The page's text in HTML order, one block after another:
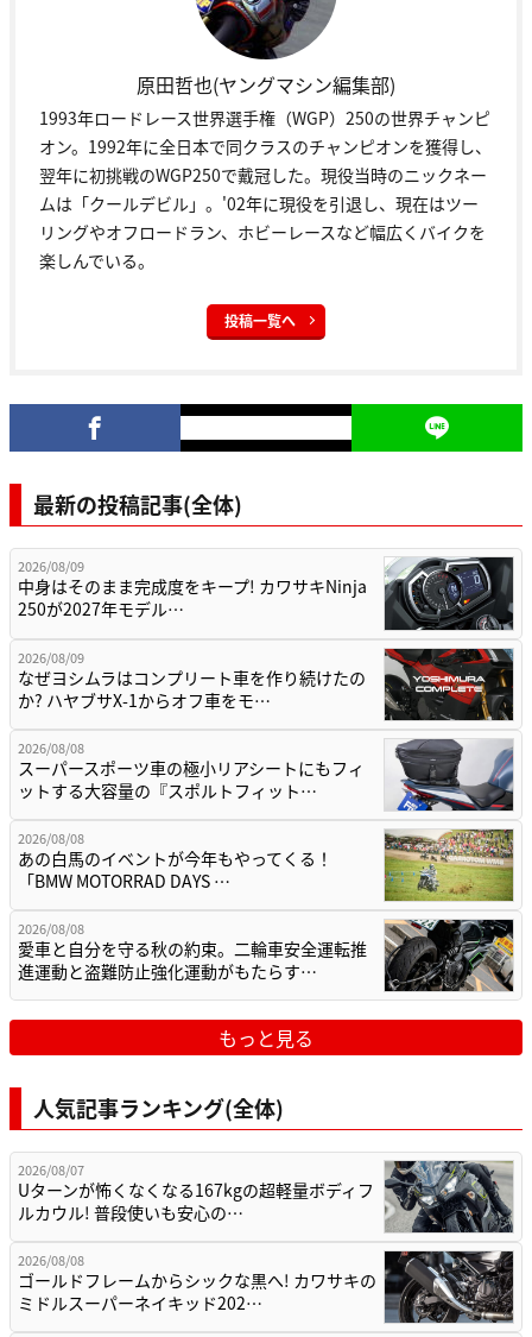
原田哲也(ヤングマシン編集部)
1993年ロードレース世界選手権（WGP）250の世界チャンピ
オン。1992年に全日本で同クラスのチャンピオンを獲得し、
翌年に初挑戦のWGP250で戴冠した。現役当時のニックネー
ムは「クールデビル」。'02年に現役を引退し、現在はツー
リングやオフロードラン、ホビーレースなど幅広くバイクを
楽しんでいる。
投稿一覧へ
最新の投稿記事(全体)
2026/08/09
中身はそのまま完成度をキープ! カワサキNinja
250が2027年モデル…
2026/08/09
なぜヨシムラはコンプリート車を作り続けたの
か? ハヤブサX-1からオフ車をモ…
2026/08/08
スーパースポーツ車の極小リアシートにもフィ
ットする大容量の『スポルトフィット…
2026/08/08
あの白馬のイベントが今年もやってくる！
「BMW MOTORRAD DAYS …
2026/08/08
愛車と自分を守る秋の約束。二輪車安全運転推
進運動と盗難防止強化運動がもたらす…
もっと見る
人気記事ランキング(全体)
2026/08/07
Uターンが怖くなくなる167kgの超軽量ボディフ
ルカウル! 普段使いも安心の…
2026/08/08
ゴールドフレームからシックな黒へ! カワサキの
ミドルスーパーネイキッド202…